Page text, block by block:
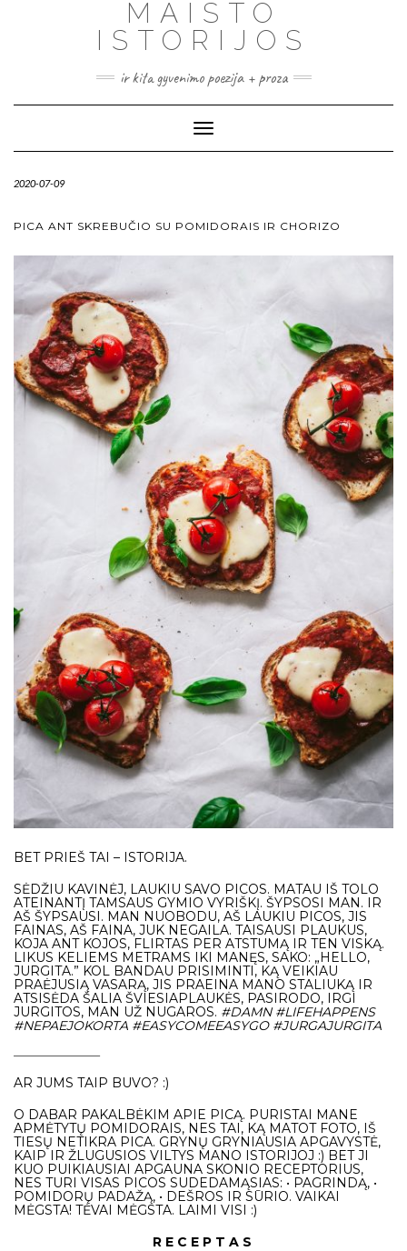
MAISTO
ISTORIJOS
ir kita gyvenimo poezija + proza
Toggle
Navigation
2020-07-09
PICA ANT SKREBUČIO SU POMIDORAIS IR CHORIZO
BET PRIEŠ TAI – ISTORIJA.
SĖDŽIU KAVINĖJ, LAUKIU SAVO PICOS. MATAU IŠ TOLO
ATEINANTĮ TAMSAUS GYMIO VYRIŠKĮ. ŠYPSOSI MAN. IR
AŠ ŠYPSAUSI. MAN NUOBODU, AŠ LAUKIU PICOS, JIS
FAINAS, AŠ FAINA, JUK NEGAILA. TAISAUSI PLAUKUS,
KOJA ANT KOJOS, FLIRTAS PER ATSTUMĄ IR TEN VISKĄ.
LIKUS KELIEMS METRAMS IKI MANĘS, SAKO: „HELLO,
JURGITA.” KOL BANDAU PRISIMINTI, KĄ VEIKIAU
PRAĖJUSIĄ VASARĄ, JIS PRAEINA MANO STALIUKĄ IR
ATSISĖDA ŠALIA ŠVIESIAPLAUKĖS, PASIRODO, IRGI
JURGITOS, MAN UŽ NUGAROS. #DAMN #LIFEHAPPENS
#NEPAEJOKORTA #EASYCOMEEASYGO #JURGAJURGITA
AR JUMS TAIP BUVO? :)
O DABAR PAKALBĖKIM APIE PICĄ. PURISTAI MANE
APMĖTYTŲ POMIDORAIS, NES TAI, KĄ MATOT FOTO, IŠ
TIESŲ NETIKRA PICA. GRYNŲ GRYNIAUSIA APGAVYSTĖ,
KAIP IR ŽLUGUSIOS VILTYS MANO ISTORIJOJ :) BET JI
KUO PUIKIAUSIAI APGAUNA SKONIO RECEPTORIUS,
NES TURI VISAS PICOS SUDEDAMĄSIAS: • PAGRINDĄ, •
POMIDORŲ PADAŽĄ, • DEŠROS IR SŪRIO. VAIKAI
MĖGSTA! TĖVAI MĖGSTA. LAIMI VISI :)
R E C E P T A S